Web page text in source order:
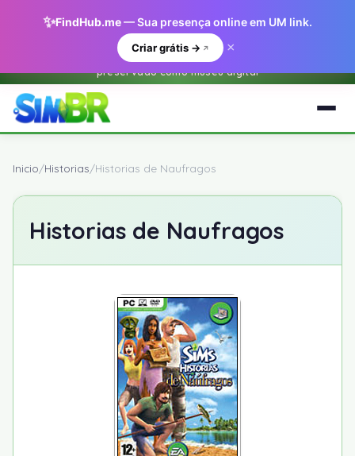
Este e um arquivo historico do O Sim BR.net (2001-2018) —
preservado como museu digital
Inicio/Historias/Historias de Naufragos
Historias de Naufragos
✨FindHub.me— Sua presença online em UM link.
Criar grátis → ×